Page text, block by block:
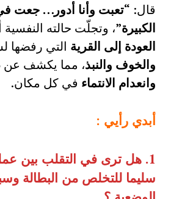
قال: “تعبت وأنا أدور… جعت
الكبيرة”، وتجلّت حالته
العودة إلى القرية التي رفضها
والخوف والنبذ، مما يكشف عن
وانعدام الانتماء في كل مكان.
أبدي رأيي :
1. هل ترى في التقلب بين
سليما للتخلص من البطالة